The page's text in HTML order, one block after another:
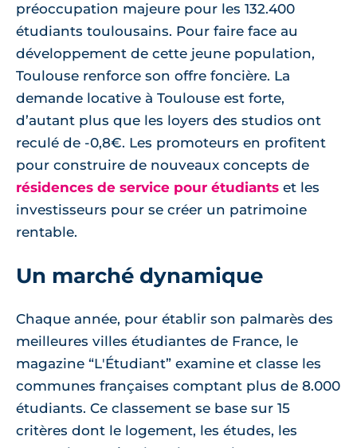
préoccupation majeure pour les 132.400
étudiants toulousains. Pour faire face au
développement de cette jeune population,
Toulouse renforce son offre foncière. La
demande locative à Toulouse est forte,
d’autant plus que les loyers des studios ont
reculé de -0,8€. Les promoteurs en profitent
pour construire de nouveaux concepts de
résidences de service pour étudiants et les
investisseurs pour se créer un patrimoine
rentable.
Un marché dynamique
Chaque année, pour établir son palmarès des
meilleures villes étudiantes de France, le
magazine “L'Étudiant” examine et classe les
communes françaises comptant plus de 8.000
étudiants. Ce classement se base sur 15
critères dont le logement, les études, les